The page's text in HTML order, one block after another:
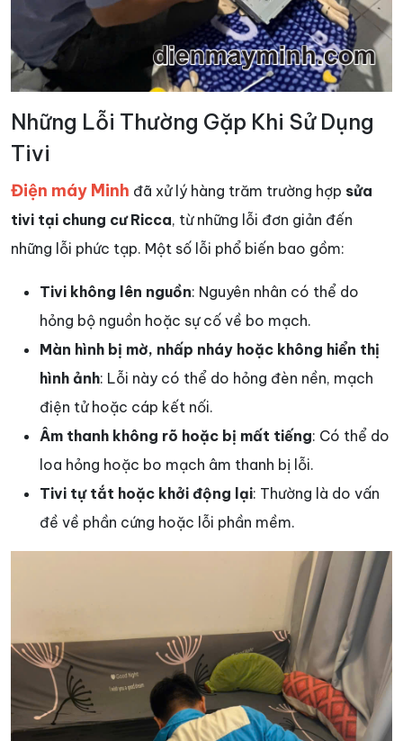
Những Lỗi Thường Gặp Khi Sử Dụng
Tivi
Điện máy Minh đã xử lý hàng trăm trường hợp sửa
tivi tại chung cư Ricca, từ những lỗi đơn giản đến
những lỗi phức tạp. Một số lỗi phổ biến bao gồm:
Tivi không lên nguồn: Nguyên nhân có thể do
hỏng bộ nguồn hoặc sự cố về bo mạch.
Màn hình bị mờ, nhấp nháy hoặc không hiển thị
hình ảnh: Lỗi này có thể do hỏng đèn nền, mạch
điện tử hoặc cáp kết nối.
Âm thanh không rõ hoặc bị mất tiếng: Có thể do
loa hỏng hoặc bo mạch âm thanh bị lỗi.
Tivi tự tắt hoặc khởi động lại: Thường là do vấn
đề về phần cứng hoặc lỗi phần mềm.